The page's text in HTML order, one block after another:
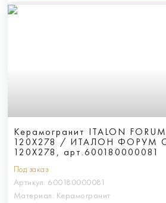
Керамогранит ITALON
120X278 / ИТАЛОН ФОРУМ
120X278, арт.600180000081
Под заказ
Артикул: 600180000081
Материал: Керамогранит